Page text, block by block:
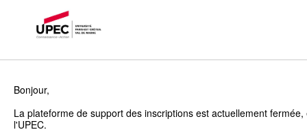
Bonjour,
La plateforme de support des inscriptions est actuellement
l'UPEC.